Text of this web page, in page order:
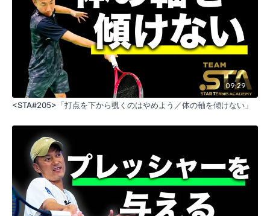
09:29
<STA#205>「打点を下から覗くのはやめよう／体の軸を傾けない」